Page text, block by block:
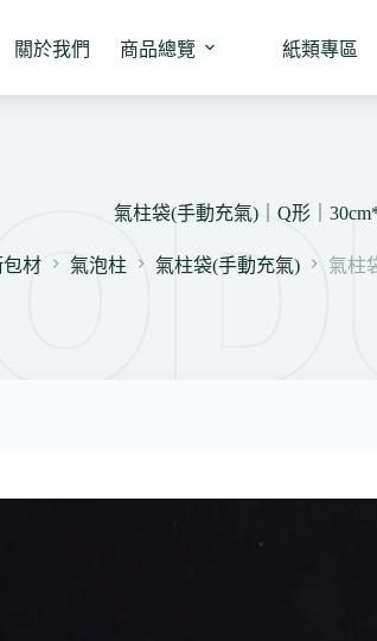
關於我們 商品總覽 紙類專區
氣柱袋(手動充氣)｜Q形｜
材 氣泡柱 氣柱袋(手動充氣) 氣柱